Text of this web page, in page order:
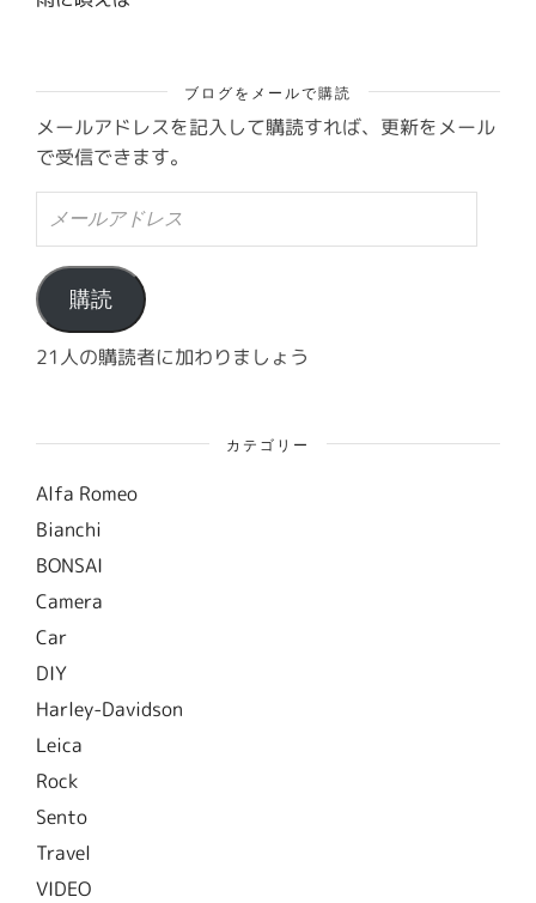
ブログをメールで購読
メールアドレスを記入して購読すれば、更新をメール
で受信できます。
ル
ア
ド
レ
ス
購読
21人の購読者に加わりましょう
カテゴリー
Alfa Romeo
Bianchi
BONSAI
Camera
Car
DIY
Harley-Davidson
Leica
Rock
Sento
Travel
VIDEO